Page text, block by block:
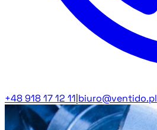
+48 918 17 12 11 biuro@ventido.pl